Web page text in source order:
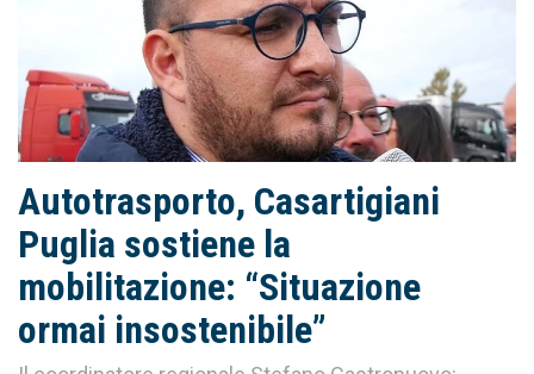
Autotrasporto, Casartigiani
Puglia sostiene la
mobilitazione: “Situazione
ormai insostenibile”